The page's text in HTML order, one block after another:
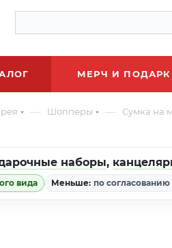
МЕРЧ И
— Шопперы — Сумка на
наборы,
вида Меньше: по согласованию